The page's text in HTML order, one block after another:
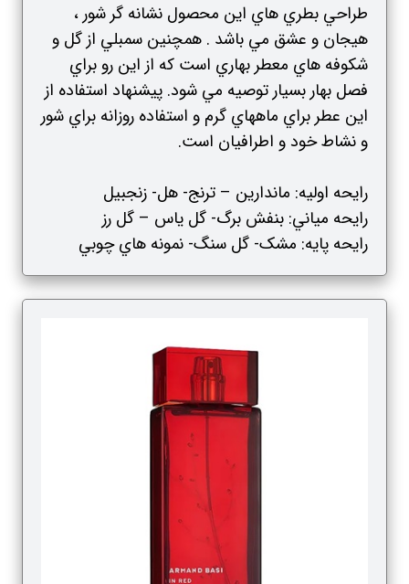
طراحي بطري هاي اين محصول نشانه گر شور ،
هيجان و عشق مي باشد . همچنين سمبلي از گل و
شکوفه هاي معطر بهاري است که از اين رو براي
فصل بهار بسيار توصيه مي شود. پيشنهاد استفاده از
اين عطر براي ماههاي گرم و استفاده روزانه براي شور
و نشاط خود و اطرافيان است.
رايحه اوليه: ماندارين – ترنج- هل- زنجبيل
رايحه مياني: بنفش برگ- گل ياس – گل رز
رايحه پايه: مشک- گل سنگ- نمونه هاي چوبي